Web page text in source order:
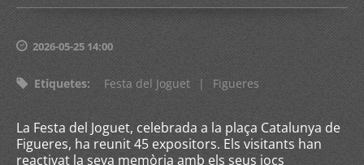
2026-05-25 14:00
Etiquetes: Festa del Joguet | Figueres
La Festa del Joguet, celebrada a la plaça Catalunya de
Figueres, ha reunit 45 expositors. Els visitants han
reactivat la seva memòria amb els seus jocs